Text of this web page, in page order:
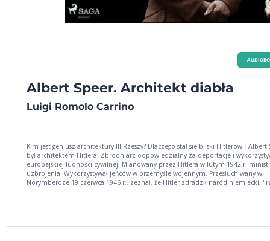
Albert Speer. Architekt diabła
Luigi Romolo Carrino
Kim jest geniusz architektury III Rzeszy? Dlaczego stał sie bliski Hitlerowi? Albert
był architektem Hitlera. Zbrodniarz odpowiedzialny za deportacje i
europejskiej ludności cywilnej. Mianowany przez Hitlera w lutym 1942 r.
uzbrojenia. Wykorzystywał jeńców w przemyśle wojennym. Przesłuchiwany w
Norymberdze 19 czerwca 1946 r., zeznał, że Hitler zdradził naród niemiecki,